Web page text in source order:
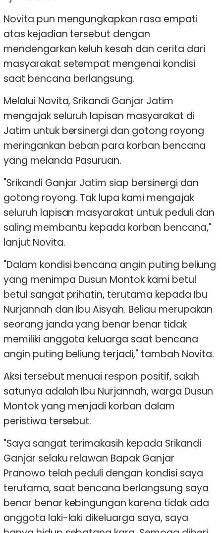
Novita pun mengungkapkan rasa empati
atas kejadian tersebut dengan
mendengarkan keluh kesah dan cerita dari
masyarakat setempat mengenai kondisi
saat bencana berlangsung.
Melalui Novita, Srikandi Ganjar Jatim
mengajak seluruh lapisan masyarakat di
Jatim untuk bersinergi dan gotong royong
meringankan beban para korban bencana
yang melanda Pasuruan.
"Srikandi Ganjar Jatim siap bersinergi dan
gotong royong. Tak lupa kami mengajak
seluruh lapisan masyarakat untuk peduli dan
saling membantu kepada korban bencana,"
lanjut Novita.
"Dalam kondisi bencana angin puting beliung
yang menimpa Dusun Montok kami betul
betul sangat prihatin, terutama kepada Ibu
Nurjannah dan Ibu Aisyah. Beliau merupakan
seorang janda yang benar benar tidak
memiliki anggota keluarga saat bencana
angin puting beliung terjadi," tambah Novita.
Aksi tersebut menuai respon positif, salah
satunya adalah Ibu Nurjannah, warga Dusun
Montok yang menjadi korban dalam
peristiwa tersebut.
"Saya sangat terimakasih kepada Srikandi
Ganjar selaku relawan Bapak Ganjar
Pranowo telah peduli dengan kondisi saya
terutama, saat bencana berlangsung saya
benar benar kebingungan karena tidak ada
anggota laki-laki dikeluarga saya, saya